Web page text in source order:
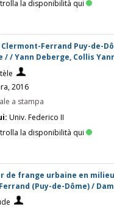
la disponibilità qui
Ferrand Puy-de-
/ / Yann Deberge, Collis
2016
a stampa
Univ. Federico II
la disponibilità qui
de frange urbaine en
(Puy-de-Dôme) /